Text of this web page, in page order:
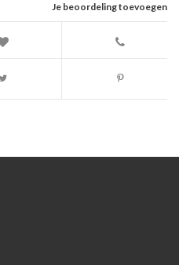
Je beoordeling toevoegen